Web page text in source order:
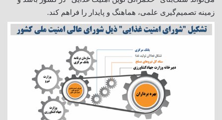
زمینه تصمیم‌گیری علمی، هماهنگ و پایدار را فراهم کند.